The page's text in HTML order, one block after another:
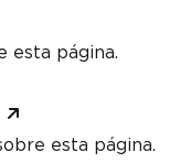
esta página.
esta página.